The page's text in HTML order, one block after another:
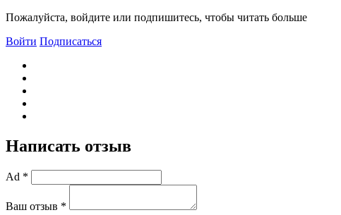
Пожалуйста, войдите или подпишитесь, чтобы читать больше
Войти Подписаться
Написать отзыв
Ad *
Ваш отзыв *